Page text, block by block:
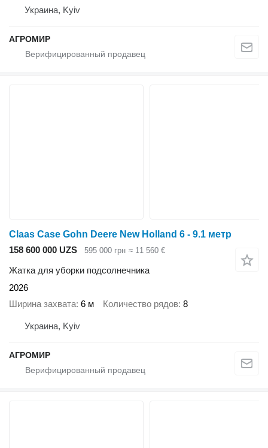
Украина, Kyiv
АГРОМИР
Claas Case Gohn Deere New Holland 6 - 9.1 метр
158 600 000 UZS
595 000 грн ≈ 11 560 €
Жатка для уборки подсолнечника
2026
Ширина захвата 6 м Количество рядов 8
Украина, Kyiv
АГРОМИР